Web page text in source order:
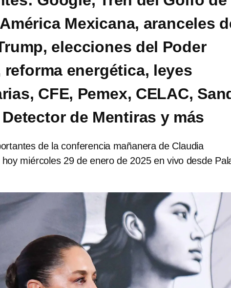
Mexicana, aranceles
elecciones del Poder
energética, leyes
CFE, Pemex, CELAC,
de Mentiras y más
de la conferencia mañanera de Claudia
miércoles 29 de enero de 2025 en vivo desde